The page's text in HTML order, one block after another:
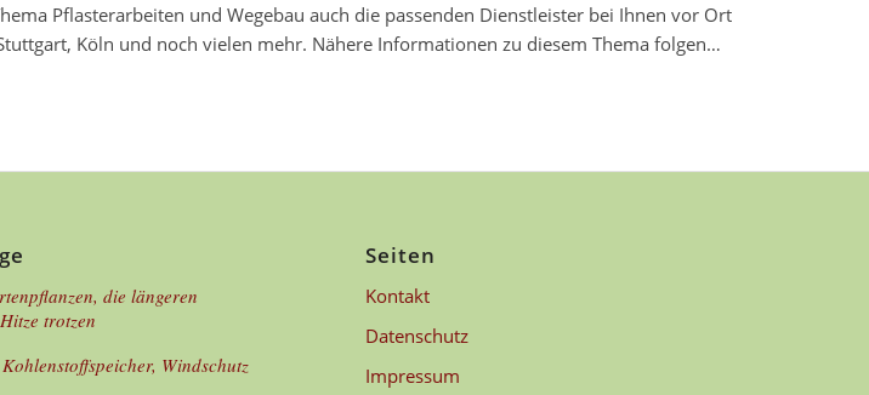
Pflasterarbeiten und Wegebau auch die passenden Dienstleister bei Ihnen vor Ort
Köln und noch vielen mehr. Nähere Informationen zu diesem Thema folgen…
die längeren
trotzen
Windschutz
Seiten
Kontakt
Datenschutz
Impressum